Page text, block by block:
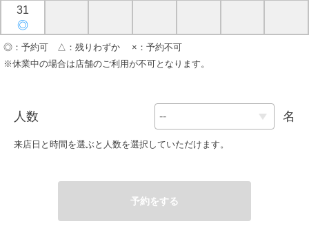
31
◎
◎：予約可 △：残りわずか ×：予約不可
※休業中の場合は店舗のご利用が不可となります。
人数 名
来店日と時間を選ぶと人数を選択していただけます。
予約をする